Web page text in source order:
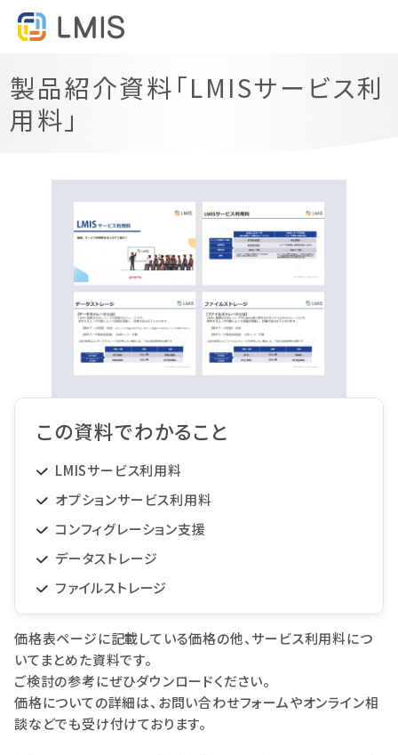
製品紹介資料「LMISサービス利
用料」
この資料でわかること
LMISサービス利用料
オプションサービス利用料
コンフィグレーション支援
データストレージ
ファイルストレージ
価格表ページに記載している価格の他、サービス利用料につ
いてまとめた資料です。
ご検討の参考にぜひダウンロードください。
価格についての詳細は、お問い合わせフォームやオンライン相
談などでも受け付けております。